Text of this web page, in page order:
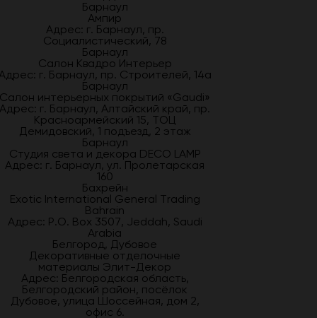
Барнаул
Ампир
Адрес: г. Барнаул, пр.
Социалистический, 78
Барнаул
Салон Квадро Интерьер
г. Барнаул, пр. Строителей, 14а
Барнаул
Салон интерьерных покрытий «Gaudi»
Адрес: г. Барнаул, Алтайский край, пр.
Красноармейский 15, ТОЦ
Демидовский, 1 подъезд, 2 этаж
Барнаул
Студия света и декора DECO LAMP
Адрес: г. Барнаул, ул. Пролетарская
160
Бахрейн
Exotic International General Trading
Bahrain
Адрес: P.O. Box 3507, Jeddah, Saudi
Arabia
Белгород, Дубовое
Декоративные отделочные
материалы Элит-Декор
Адрес: Белгородская область,
Белгородский район, посёлок
Дубовое, улица Шоссейная, дом 2,
офис 6.